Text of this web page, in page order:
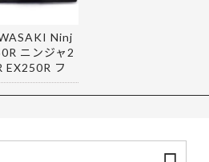
Ninj
ニンジャ2
EX250R フ
ダーレス…